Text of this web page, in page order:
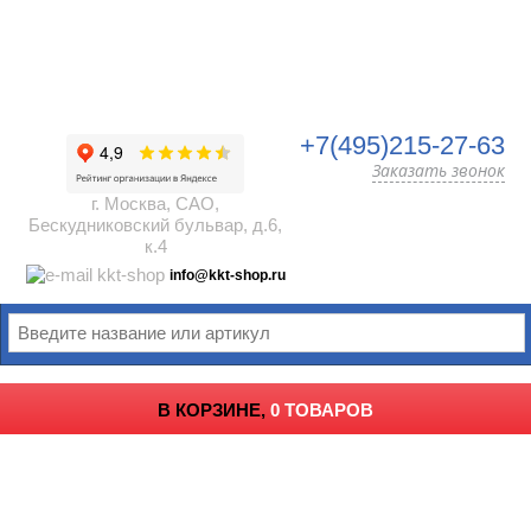
г. Москва, САО,
Бескудниковский бульвар, д.6,
к.4
info@kkt-shop.ru
+7(495)215-27-63
Заказать звонок
В КОРЗИНЕ, 0 ТОВАРОВ